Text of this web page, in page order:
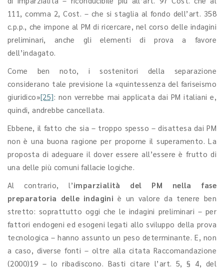
111, comma 2, Cost. – che si staglia al fondo dell’art. 358
c.p.p., che impone al PM di ricercare, nel corso delle indagini
preliminari, anche gli elementi di prova a favore
dell’indagato.
Come ben noto, i sostenitori della separazione
considerano tale previsione la «quintessenza del fariseismo
giuridico»[25]: non verrebbe mai applicata dai PM italiani e,
quindi, andrebbe cancellata.
Ebbene, il fatto che sia – troppo spesso – disattesa dai PM
non è una buona ragione per proporne il superamento. La
proposta di adeguare il dover essere all’essere è frutto di
una delle più comuni fallacie logiche.
Al contrario, l’imparzialità del PM nella fase
preparatoria delle indagini è un valore da tenere ben
stretto: soprattutto oggi che le indagini preliminari – per
fattori endogeni ed esogeni legati allo sviluppo della prova
tecnologica – hanno assunto un peso determinante. E, non
a caso, diverse fonti – oltre alla citata Raccomandazione
(2000)19 – lo ribadiscono. Basti citare l’art. 5, § 4, del